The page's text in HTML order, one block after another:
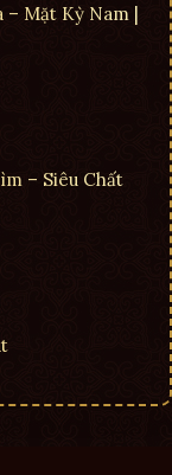
– Mặt Kỳ Nam |
– Siêu Chất